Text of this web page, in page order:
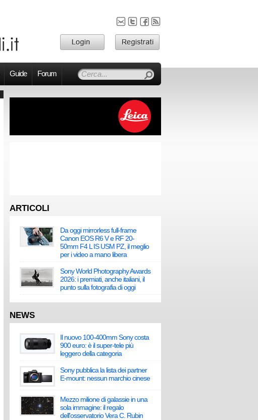
Guide Forum
ARTICOLI
Da oggi mirrorless full-frame
Canon EOS R6 V e RF 20-
50mm F4 L IS USM PZ, il meglio
per i video a mano libera
Sony World Photography Awards
2026: i premiati, anche italiani, il
punto sulla fotografia di oggi
NEWS
Il nuovo 100-400mm Sony costa
900 euro: è il super-tele più
leggero della categoria
Sony pubblica la lista dei partner
E-mount: nessun marchio cinese
Mezzo milione di galassie in una
sola immagine: il regalo
dell'osservatorio Vera C. Rubin